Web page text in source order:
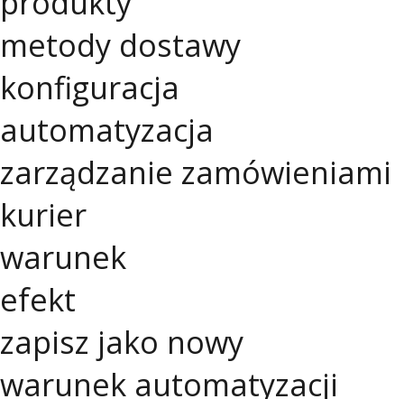
metody dostawy
konfiguracja
automatyzacja
zarządzanie zamówieniami
kurier
warunek
efekt
zapisz jako nowy
warunek automatyzacji